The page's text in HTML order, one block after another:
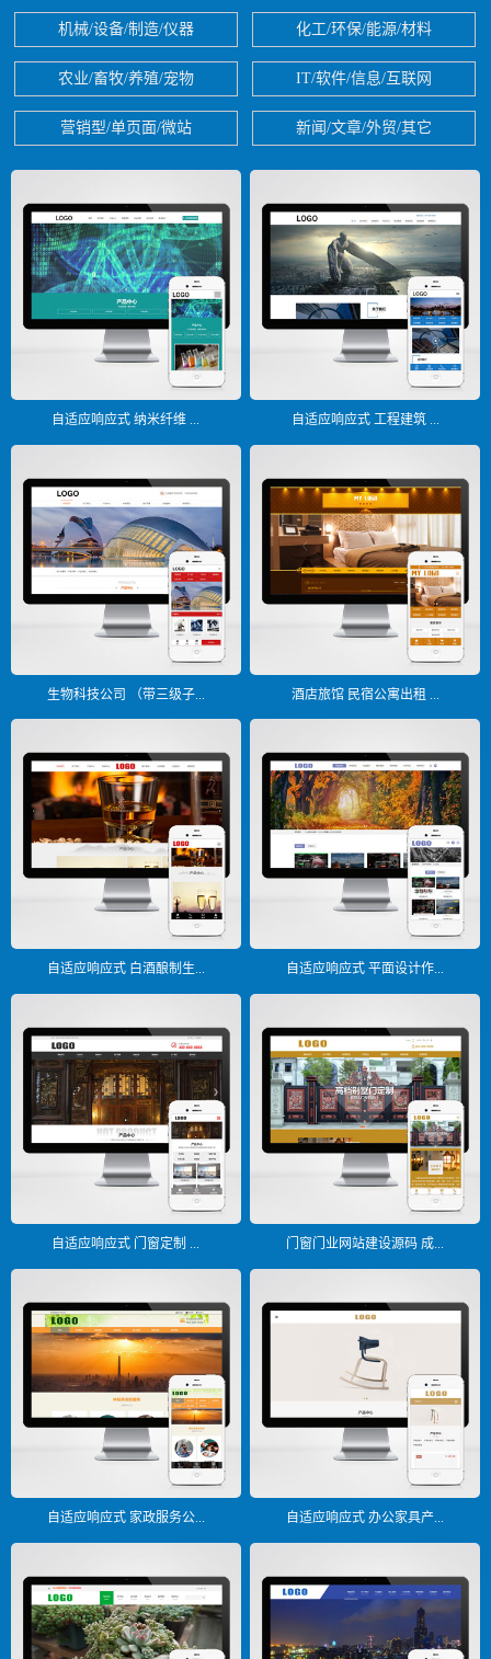
机械/设备/制造/仪器 化工/环保/能源/材料
农业/畜牧/养殖/宠物 IT/软件/信息/互联网
营销型/单页面/微站 新闻/文章/外贸/其它
自适应响应式 纳米纤维 ... 自适应响应式 工程建筑 ...
生物科技公司 （带三级子... 酒店旅馆 民宿公寓出租 ...
自适应响应式 白酒酿制生... 自适应响应式 平面设计作...
自适应响应式 门窗定制 ... 门窗门业网站建设源码 成...
自适应响应式 家政服务公... 自适应响应式 办公家具产...